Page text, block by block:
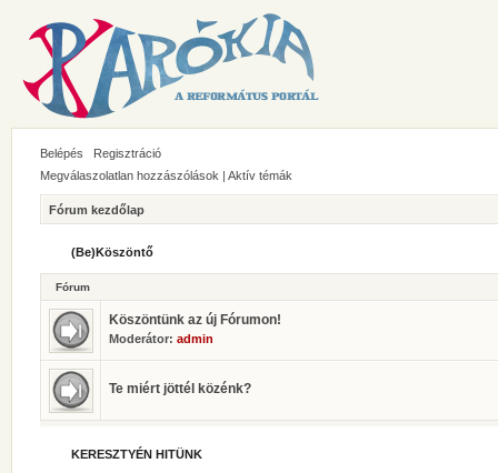
Belépés
Regisztráció
Megválaszolatlan hozzászólások | Aktív témák
Fórum kezdőlap
(Be)Köszöntő
Fórum
Köszöntünk az új Fórumon!
Moderátor: admin
Te miért jöttél közénk?
KERESZTYÉN HITÜNK